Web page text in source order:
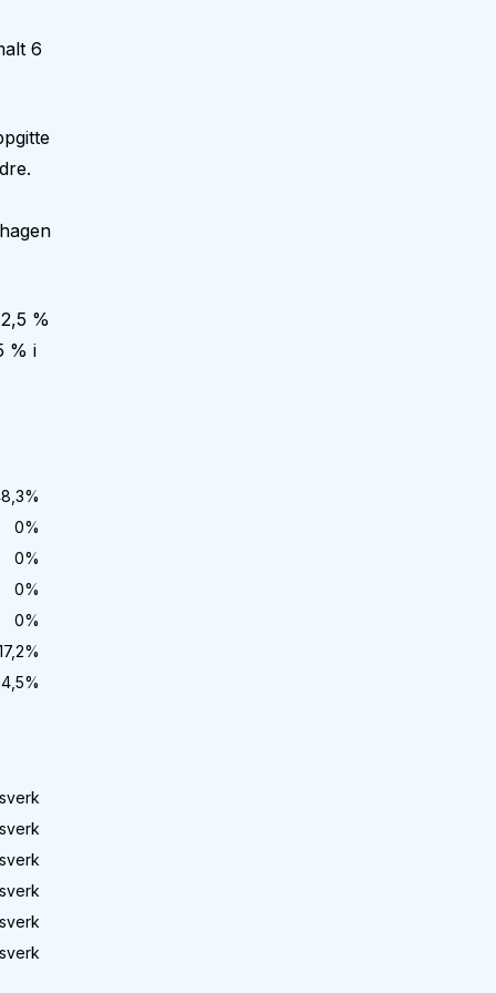
6
%
% i
%
0%
0%
0%
0%
%
%